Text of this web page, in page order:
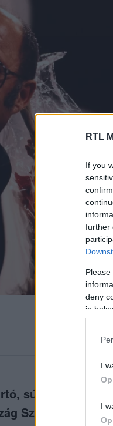
RTL
If you
further
deny
in
I
I
súlyos
Szépe, Molnár